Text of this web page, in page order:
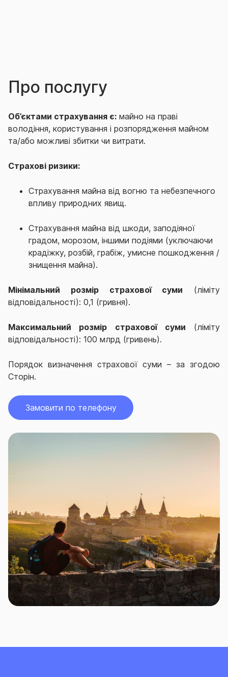
Про послугу
Об’єктами страхування є: майно на праві
володіння, користування і розпорядження майном
та/або можливі збитки чи витрати.
Страхові ризики:
Страхування майна від вогню та небезпечного
впливу природних явищ.
Страхування майна від шкоди, заподіяної
градом, морозом, іншими подіями (уключаючи
крадіжку, розбій, грабіж, умисне пошкодження /
знищення майна).
Мінімальний розмір страхової суми (ліміту
відповідальності): 0,1 (гривня).
Максимальний розмір страхової суми (ліміту
відповідальності): 100 млрд (гривень).
Порядок визначення страхової суми – за згодою
Сторін.
Замовити по телефону